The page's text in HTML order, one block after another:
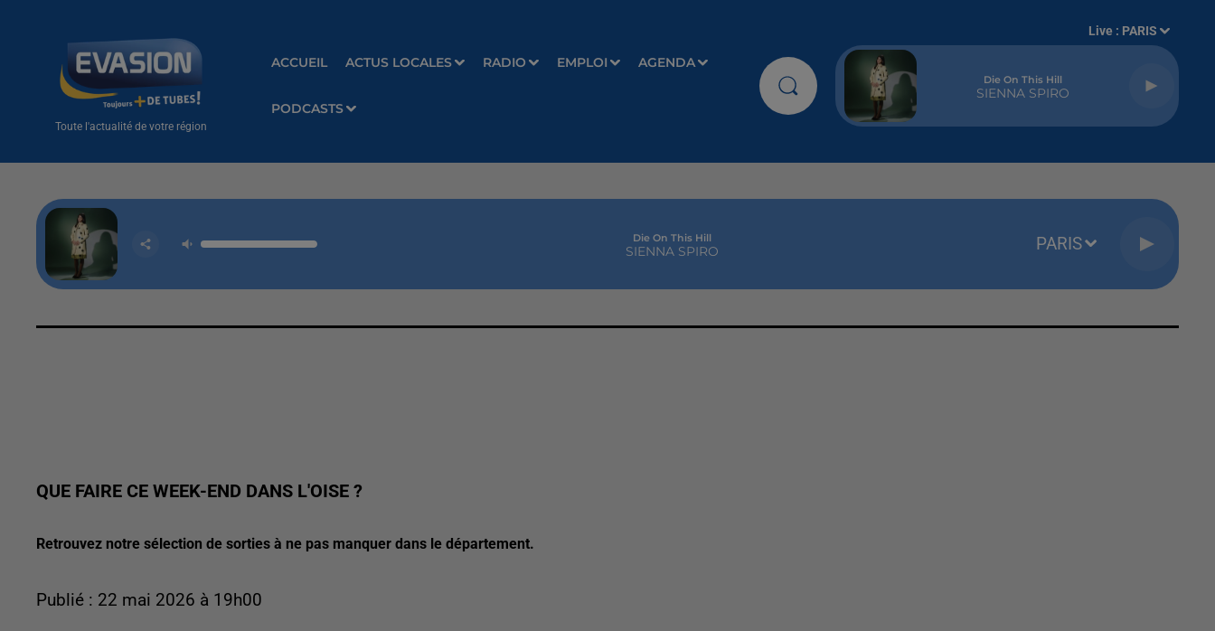
Toute l'actualité de votre région
ACCUEIL ACTUS LOCALES RADIO EMPLOI AGENDA
PODCASTS
Live : PARIS
Die On This Hill
SIENNA SPIRO
Die On This Hill
SIENNA SPIRO PARIS
QUE FAIRE CE WEEK-END DANS L'OISE ?
Retrouvez notre sélection de sorties à ne pas manquer dans le département.
Publié : 22 mai 2026 à 19h00